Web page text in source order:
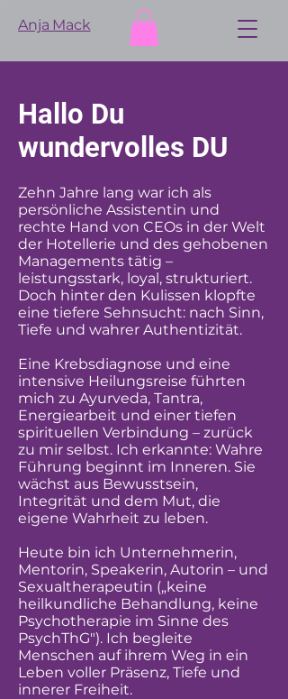
Anja Mack
Hallo Du
wundervolles DU
Zehn Jahre lang war ich als
persönliche Assistentin und
rechte Hand von CEOs in der Welt
der Hotellerie und des gehobenen
Managements tätig –
leistungsstark, loyal, strukturiert.
Doch hinter den Kulissen klopfte
eine tiefere Sehnsucht: nach Sinn,
Tiefe und wahrer Authentizität.
Eine Krebsdiagnose und eine
intensive Heilungsreise führten
mich zu Ayurveda, Tantra,
Energiearbeit und einer tiefen
spirituellen Verbindung – zurück
zu mir selbst. Ich erkannte: Wahre
Führung beginnt im Inneren. Sie
wächst aus Bewusstsein,
Integrität und dem Mut, die
eigene Wahrheit zu leben.
Heute bin ich Unternehmerin,
Mentorin, Speakerin, Autorin – und
Sexualtherapeutin („keine
heilkundliche Behandlung, keine
Psychotherapie im Sinne des
PsychThG"). Ich begleite
Menschen auf ihrem Weg in ein
Leben voller Präsenz, Tiefe und
innerer Freiheit.